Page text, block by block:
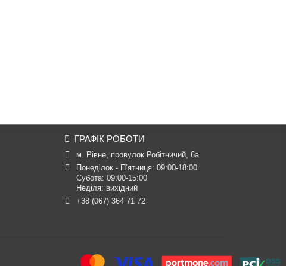
ГРАФІК РОБОТИ
м. Рівне, провулок Робітничий, 6а
Понеділок - П’ятниця: 09:00-18:00
Субота: 09:00-15:00
Неділя: вихідний
+38 (067) 364 71 72